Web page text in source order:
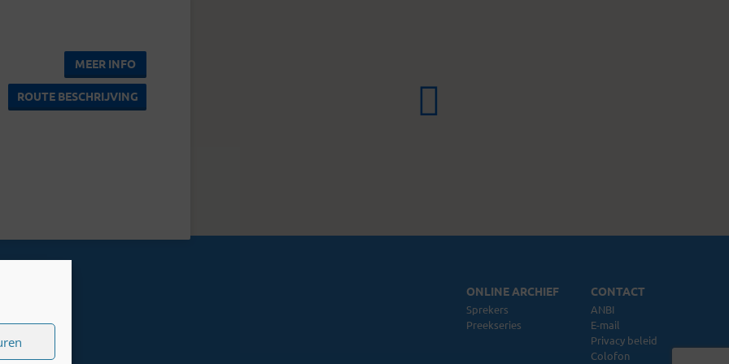
MEER INFO
ROUTE BESCHRIJVING
ONLINE ARCHIEF
Sprekers
Preekseries
CONTACT
ANBI
E-mail
Privacy beleid
Colofon